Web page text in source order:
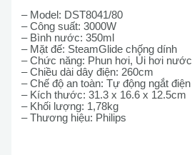
– Model: DST8041/80
– Công suất: 3000W
– Bình nước: 350ml
– Mặt đế: SteamGlide chống dính
– Chức năng: Phun hơi, Ủi hơi nước
– Chiều dài dây điện: 260cm
– Chế độ an toàn: Tự động ngắt điện
– Kích thước: 31.3 x 16.6 x 12.5cm
– Khối lượng: 1,78kg
– Thương hiệu: Philips